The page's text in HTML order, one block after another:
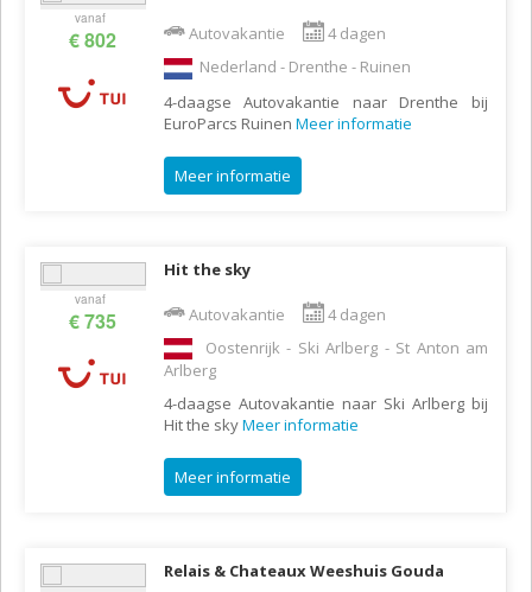
vanaf
€ 802 Autovakantie
4 dagen
Nederland - Drenthe - Ruinen
4-daagse Autovakantie naar Drenthe bij
EuroParcs Ruinen Meer informatie
Meer informatie
vanaf
€ 735
Hit the sky
Autovakantie
4 dagen
Oostenrijk - Ski Arlberg - St Anton am
Arlberg
4-daagse Autovakantie naar Ski Arlberg bij
Hit the skyMeer informatie
Meer informatie
Relais & Chateaux Weeshuis Gouda